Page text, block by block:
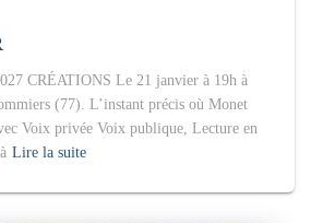
CRÉATIONS Le 21 janvier à 19h à
(77). L’instant précis où Monet
Voix privée Voix publique, Lecture en
Lire la suite